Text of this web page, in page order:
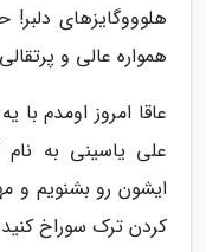
هلوووگایزهای دلبر!
همواره عالی و
عاقا امروز اومدم با
علی یاسینی به نام
ایشون رو بشنویم و
کردن ترک سوراخ